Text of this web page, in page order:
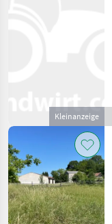
Kleinanzeige